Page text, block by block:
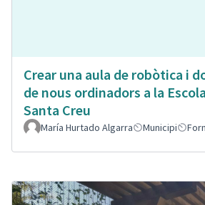
Crear una aula de robòtica i
de nous ordinadors a la Escola
Santa Creu
María Hurtado Algarra Municipi